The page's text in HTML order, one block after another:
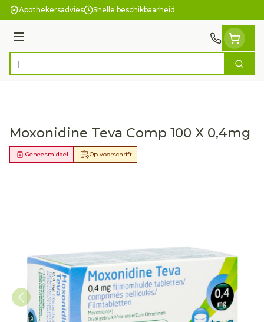
Ga naar de inhoud
Apothekersadvies Snelle beschikbaarheid
Menu
Product, merk, categorie... Zoek
Moxonidine Teva Comp 100 X 0,4mg
Op voorschrift
Geneesmiddel